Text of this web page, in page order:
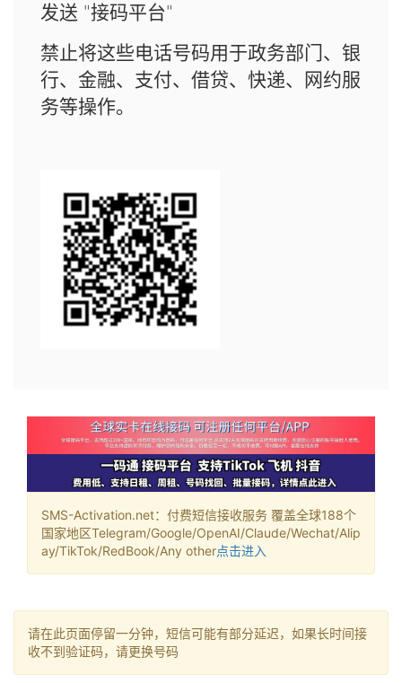
发送 "接码平台"
禁止将这些电话号码用于政务部门、银
行、金融、支付、借贷、快递、网约服
务等操作。
SMS-Activation.net：付费短信接收服务 覆盖全球188个
国家地区Telegram/Google/OpenAI/Claude/Wechat/Alip
ay/TikTok/RedBook/Any other点击进入
请在此页面停留一分钟，短信可能有部分延迟，如果长时间接
收不到验证码，请更换号码